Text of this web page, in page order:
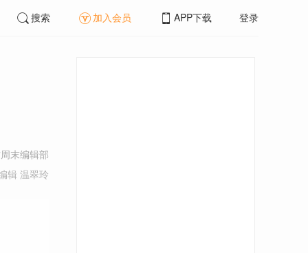
搜索 加入会员 APP下载 登录
末编辑部
辑 温翠玲